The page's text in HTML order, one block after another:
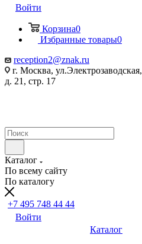
Войти
Корзина0
Избранные товары0
reception2@znak.ru
г. Москва, ул.Электрозаводская,
д. 21, стр. 17
Каталог
По всему сайту
По каталогу
+7 495 748 44 44
Войти
Каталог